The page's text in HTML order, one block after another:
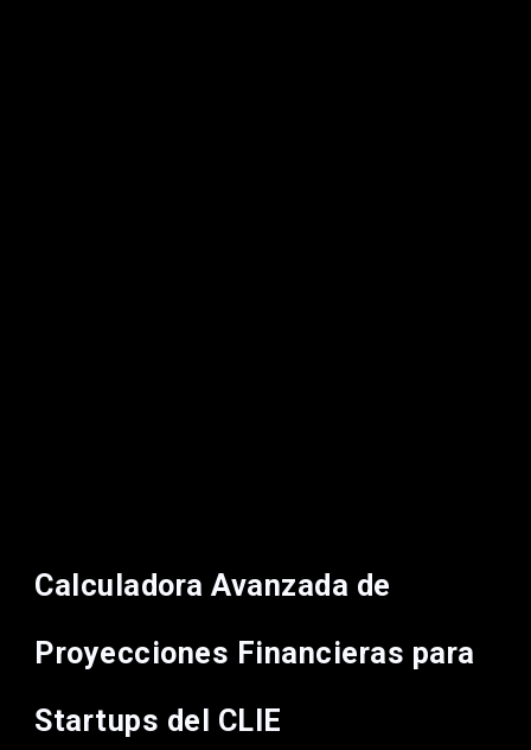
Calculadora Avanzada de
Proyecciones Financieras para
Startups del CLIE